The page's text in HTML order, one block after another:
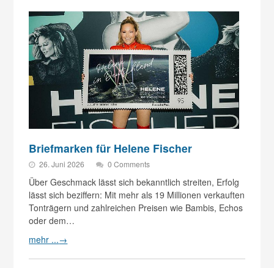
Briefmarken für Helene Fischer
26. Juni 2026 0 Comments
Über Geschmack lässt sich bekanntlich streiten, Erfolg
lässt sich beziffern: Mit mehr als 19 Millionen verkauften
Tonträgern und zahlreichen Preisen wie Bambis, Echos
oder dem…
mehr ...→